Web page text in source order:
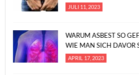
JULI 11, 2023
WARUM ASBEST SO
WIE MAN SICH DAVOR
APRIL 17, 2023